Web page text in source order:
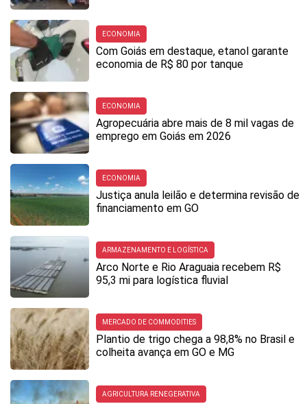
ECONOMIA
Com Goiás em destaque, etanol garante
economia de R$ 80 por tanque
ECONOMIA
Agropecuária abre mais de 8 mil vagas de
emprego em Goiás em 2026
ECONOMIA
Justiça anula leilão e determina revisão de
financiamento em GO
ARMAZENAMENTO E LOGÍSTICA
Arco Norte e Rio Araguaia recebem R$
95,3 mi para logística fluvial
MERCADO DE COMMODITIES
Plantio de trigo chega a 98,8% no Brasil e
colheita avança em GO e MG
AGRICULTURA RENEGERATIVA